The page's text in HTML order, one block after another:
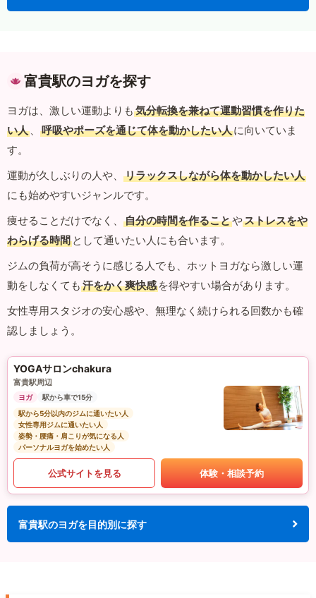
富貴駅のヨガを探す
ヨガは、激しい運動よりも 気分転換を兼ねて運動習慣を作りた
い人 、 呼吸やポーズを通じて体を動かしたい人に向いていま
す。
運動が久しぶりの人や、
リラックスしながら体を動かしたい人
にも始めやすいジャンルです。
痩せることだけでなく、
自分の時間を作ることやストレスをや
わらげる時間 として通いたい人にも合います。
ジムの負荷が高そうに感じる人でも、ホットヨガなら激しい運
動をしなくても 汗をかく爽快感 を得やすい場合があります。
女性専用スタジオの安心感や、無理なく続けられる回数かも確
認しましょう。
YOGAサロンchakura
富貴駅周辺
ヨガ
駅から車で15分
駅から5分以内のジムに通いたい人
女性専用ジムに通いたい人
姿勢・腰痛・肩こりが気になる人
パーソナルヨガを始めたい人
公式サイトを見る 体験・相談予約
富貴駅のヨガを目的別に探す